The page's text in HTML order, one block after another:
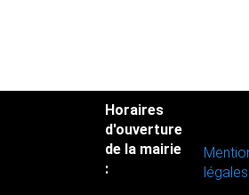
Horaires
d'ouverture
de la mairie
:
légales